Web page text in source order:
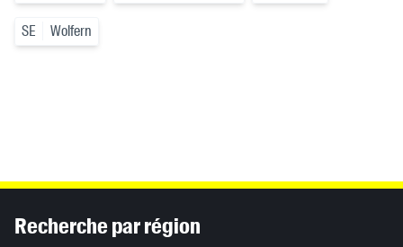
SE Wolfern
Recherche par région